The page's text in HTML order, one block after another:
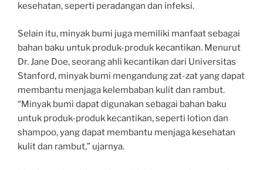
kesehatan, seperti peradangan dan infeksi.
Selain itu, minyak bumi juga memiliki manfaat sebagai
bahan baku untuk produk-produk kecantikan. Menurut
Dr. Jane Doe, seorang ahli kecantikan dari Universitas
Stanford, minyak bumi mengandung zat-zat yang dapat
membantu menjaga kelembaban kulit dan rambut.
“Minyak bumi dapat digunakan sebagai bahan baku
untuk produk-produk kecantikan, seperti lotion dan
shampoo, yang dapat membantu menjaga kesehatan
kulit dan rambut,” ujarnya.